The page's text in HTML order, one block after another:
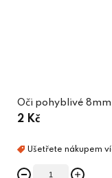
Oči pohyblivé 8mm
2 Kč